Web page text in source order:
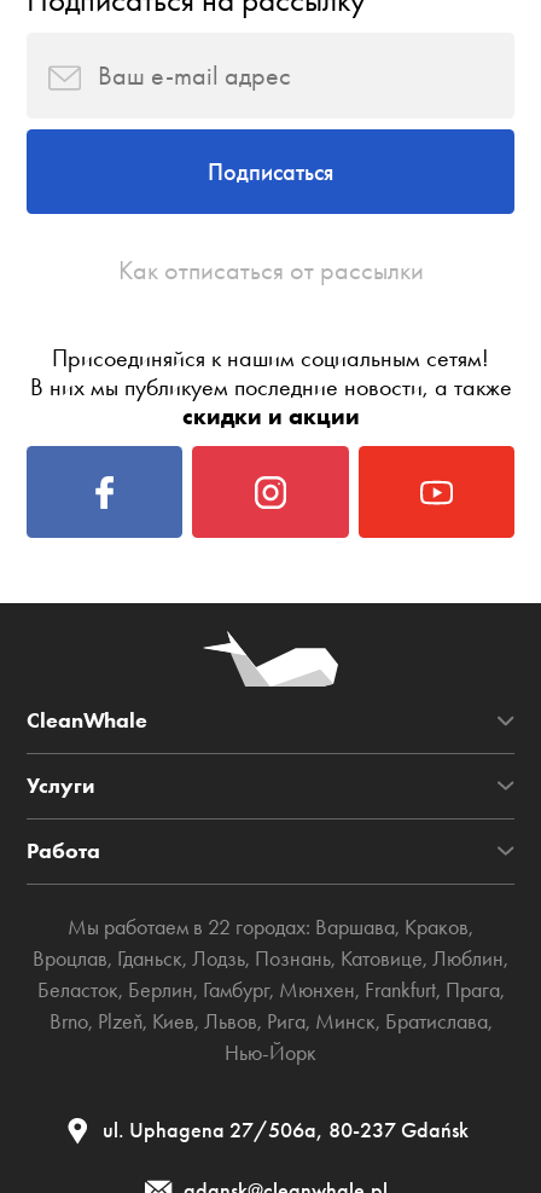
Подписаться
Как отписаться от рассылки
Присоединяйся к нашим социальным сетям!
В них мы публикуем последние новости, а также
скидки и акции
CleanWhale
Услуги
Работа
Мы работаем в 22 городах: Варшава, Краков,
Вроцлав, Гданьск, Лодзь, Познань, Катовице, Люблин,
Беласток, Берлин, Гамбург, Мюнхен, Frankfurt, Прага,
Brno, Plzeň, Киев, Львов, Рига, Минск, Братислава,
Нью-Йорк
ul. Uphagena 27/506а, 80-237 Gdańsk